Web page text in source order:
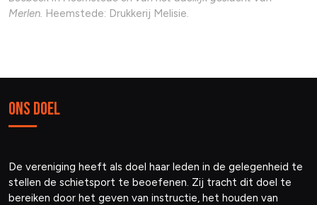
Merlen. Heemstede: Drukkerij Melisie.
Ons Doel
De vereniging heeft als doel haar leden in de gelegenheid te
stellen de schietsport te beoefenen. Zij tracht dit doel te
bereiken door het geven van instructie, het houden van